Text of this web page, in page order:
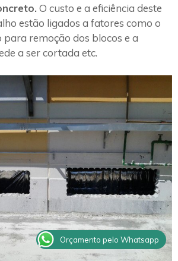
O custo e a eficiência deste
estão ligados a fatores como o
remoção dos blocos e a
a ser cortada etc.
Orçamento pelo Whatsapp